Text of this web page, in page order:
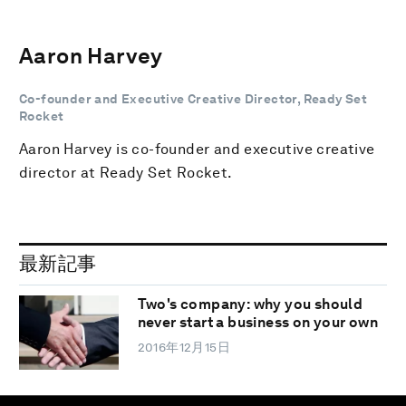
Aaron Harvey
Co-founder and Executive Creative Director, Ready Set
Rocket
Aaron Harvey is co-founder and executive creative
director at Ready Set Rocket.
最新記事
Two's company: why you should
never start a business on your own
2016年12月15日